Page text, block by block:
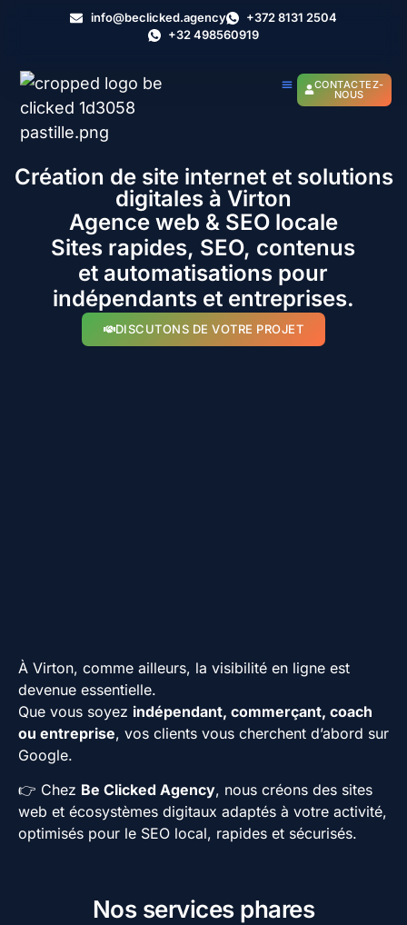
info@beclicked.agency
+372 8131 2504
+32 498560919
CONTACTEZ-
NOUS
Création de site internet et solutions
digitales à Virton
Agence web & SEO locale
Sites rapides, SEO, contenus
et automatisations pour
indépendants et entreprises.
DISCUTONS DE VOTRE PROJET
À Virton, comme ailleurs, la visibilité en ligne est
devenue essentielle.
Que vous soyez indépendant, commerçant, coach
ou entreprise, vos clients vous cherchent d’abord sur
Google.
👉 Chez Be Clicked Agency, nous créons des sites
web et écosystèmes digitaux adaptés à votre activité,
optimisés pour le SEO local, rapides et sécurisés.
Nos services phares